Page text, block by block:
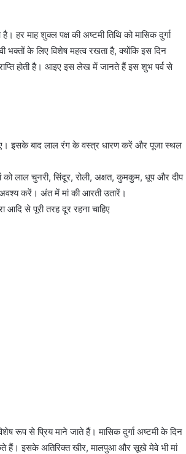
है। हर माह शुक्ल पक्ष की अष्टमी तिथि को मासिक दुर्गा
के लिए विशेष महत्व रखता है, क्योंकि इस दिन
होती है। आइए इस लेख में जानते हैं इस शुभ पर्व से
इसके बाद लाल रंग के वस्त्र धारण करें और पूजा स्थल
को लाल चुनरी, सिंदूर, रोली, अक्षत, कुमकुम, धूप और दीप
अवश्य करें। अंत में मां की आरती उतारें।
से पूरी तरह दूर रहना चाहिए
रूप से प्रिय माने जाते हैं। मासिक दुर्गा अष्टमी के दिन
हैं। इसके अतिरिक्त खीर, मालपुआ और सूखे मेवे भी मां